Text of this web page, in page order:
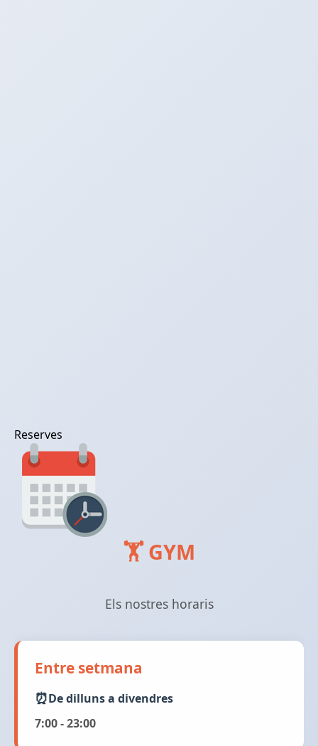
Reserves
🏋️ GYM
Els nostres horaris
Entre setmana
De dilluns a divendres
7:00 - 23:00